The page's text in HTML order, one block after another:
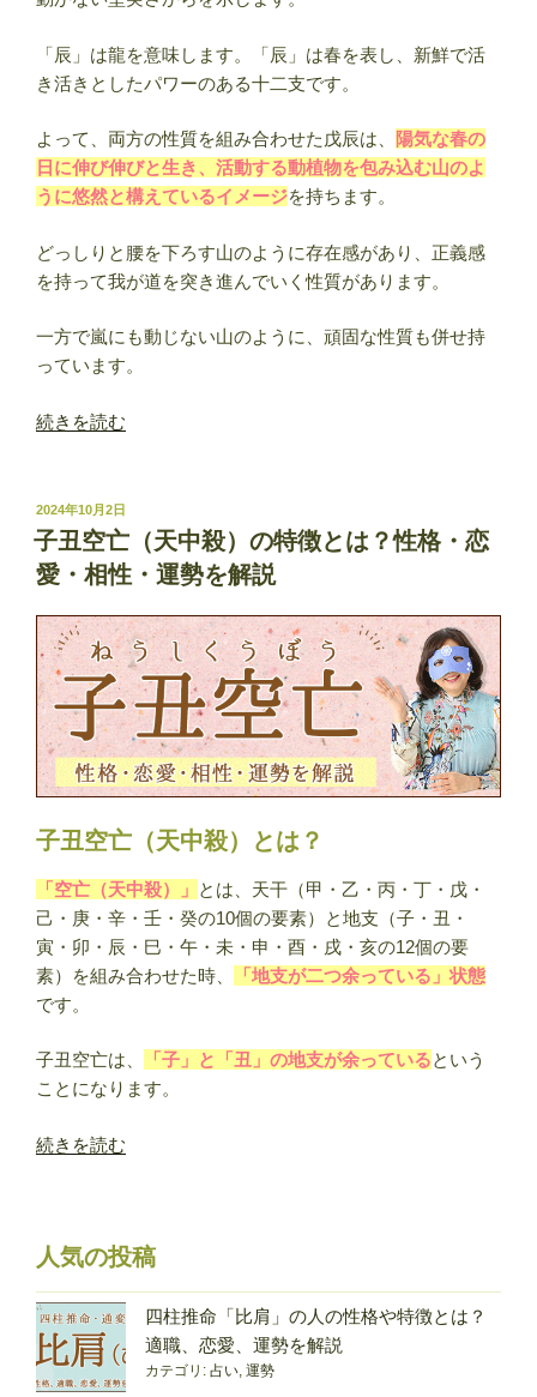
「辰」は龍を意味します。「辰」は春を表し、新鮮で活
き活きとしたパワーのある十二支です。
よって、両方の性質を組み合わせた戊辰は、
陽気な春の
日に伸び伸びと生き、活動する動植物を包み込む山のよ
うに悠然と構えているイメージを持ちます。
どっしりと腰を下ろす山のように存在感があり、正義感
を持って我が道を突き進んでいく性質があります。
一方で嵐にも動じない山のように、頑固な性質も併せ持
っています。
“四
命
｜
戊
辰
（つ
ち
の
え
た
つ）
の
格
や
特
徴
と
は？
愛・
相
も
続きを読む
投
稿
日:
2024年10月2日
子丑空亡（天中殺）の特徴とは？性格・恋
愛・相性・運勢を解説
子丑空亡（天中殺）とは？
「空亡（天中殺）」 とは、天干（甲・乙・丙・丁・戊・
己・庚・辛・壬・癸の10個の要素）と地支（子・丑・
寅・卯・辰・巳・午・未・申・酉・戌・亥の12個の要
素）を組み合わせた時、
「地支が二つ余っている」状態
です。
子丑空亡は、 「子」と「丑」の地支が余っているという
ことになります。
“子
（天
中
殺）
の
続きを読む
人気の投稿
四柱推命「比肩」の人の性格や特徴とは？
適職、恋愛、運勢を解説
カテゴリ: 占い 運勢